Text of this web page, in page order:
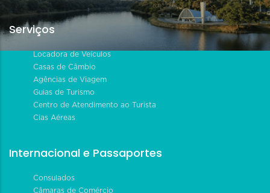
Serviços
Locadora de Veículos
Casas de Câmbio
Agências de Viagem
Guias de Turismo
Centro de Atendimento ao Turista
Cias Aéreas
Internacional e Passaportes
Consulados
Câmaras de Comércio